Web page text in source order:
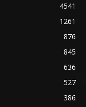
4541
1261
876
845
636
527
386